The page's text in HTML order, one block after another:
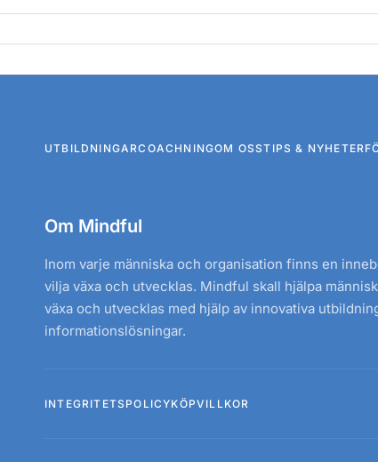
UTBILDNINGARCOACHNINGOM OSSTIPS & NYHETER
Om Mindful
Inom varje människa och organisation finns en
vilja växa och utvecklas. Mindful skall hjälpa
växa och utvecklas med hjälp av innovativa
informationslösningar.
INTEGRITETSPOLICYKÖPVILLKOR